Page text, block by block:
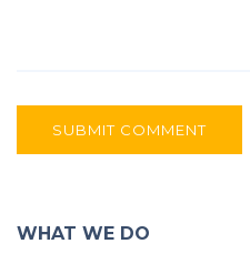
SUBMIT COMMENT
WHAT WE DO